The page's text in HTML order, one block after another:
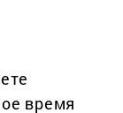
время